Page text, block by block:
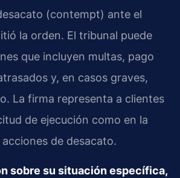
(contempt) ante el
la orden. El tribunal puede
que incluyen multas, pago
y, en casos graves,
La firma representa a clientes
de ejecución como en la
de desacato.
sobre su situación específica,